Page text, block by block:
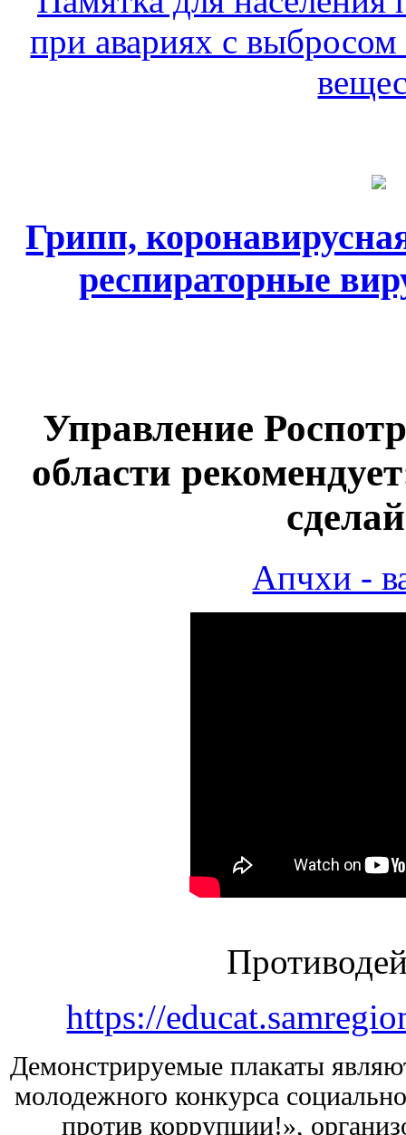
при авариях с
Грипп,
респираторные
Управление
области
Апчхи -
https://
Демонстрируемые плакаты
молодежного конкурса
против коррупции!»,